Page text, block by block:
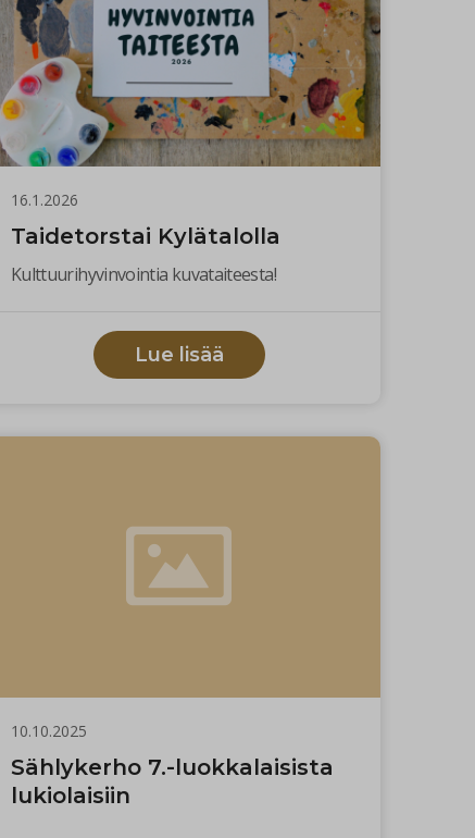
16.1.2026
Taidetorstai Kylätalolla
Kulttuurihyvinvointia kuvataiteesta!
Lue lisää
10.10.2025
Sählykerho 7.-luokkalaisista
lukiolaisiin